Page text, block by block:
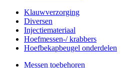
Klauwverzorging
Diversen
Injectiemateriaal
Hoefmessen-/ krabbers
Hoefbekapbeugel onderdelen
Messen toebehoren